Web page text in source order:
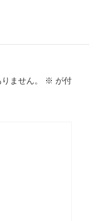
ません。 ※ が付